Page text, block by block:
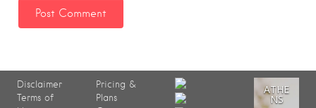
Disclaimer
Terms of
Pricing &
Plans
ATHE
NS